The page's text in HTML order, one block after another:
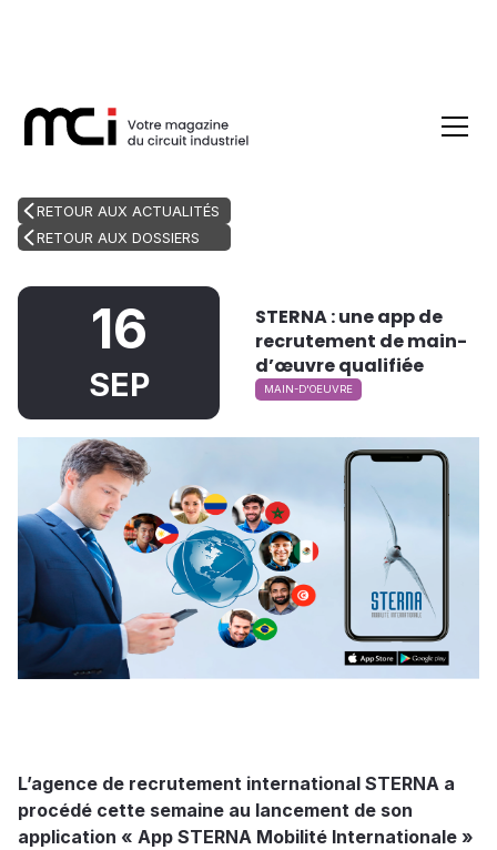
RETOUR AUX ACTUALITÉS
RETOUR AUX DOSSIERS
16
SEP
STERNA : une app de
recrutement de main-
d’œuvre qualifiée
MAIN-D'OEUVRE
L’agence de recrutement international STERNA a
procédé cette semaine au lancement de son
application « App STERNA Mobilité Internationale »